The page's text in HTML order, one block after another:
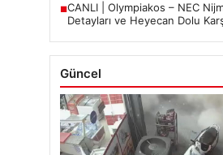
■CANLI | Olympiakos – NEC
Detayları ve Heyecan Dolu
Güncel